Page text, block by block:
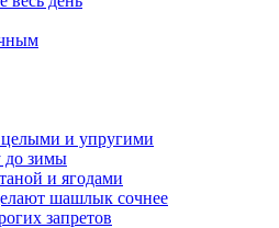
и упругими
до зимы
и ягодами
шашлык сочнее
запретов